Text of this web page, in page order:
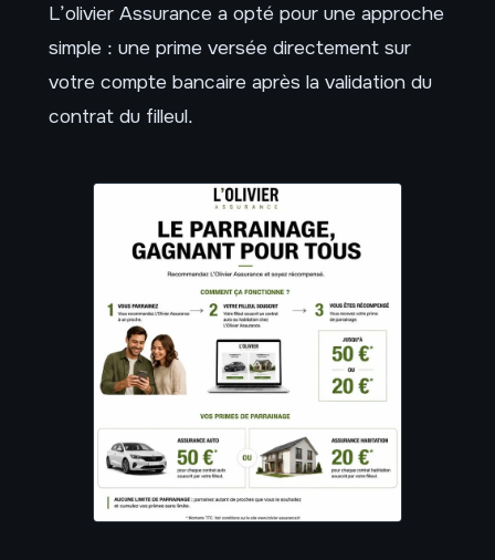
L’olivier Assurance a opté pour une approche
simple : une prime versée directement sur
votre compte bancaire après la validation du
contrat du filleul.